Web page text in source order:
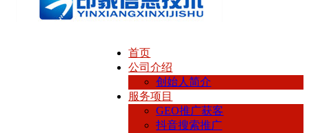
首页
公司介绍
创始人简介
服务项目
GEO推广获客
抖音搜索推广